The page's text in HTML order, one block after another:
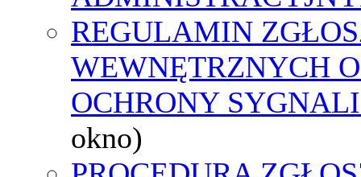
REGULAMIN
WEWNĘTRZNYCH
OCHRONY
okno)